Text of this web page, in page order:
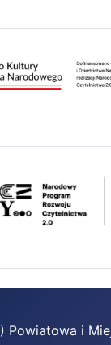
Powiatowa i